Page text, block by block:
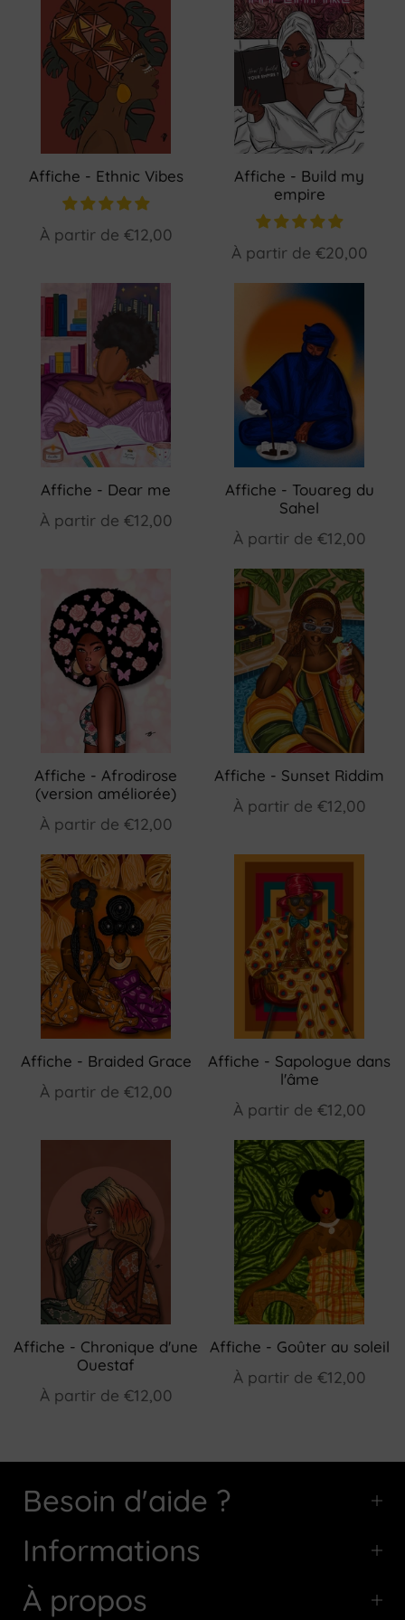
Affiche - Ethnic Vibes
À partir de €12,00
Affiche - Build my
empire
À partir de €20,00
Affiche - Dear me
À partir de €12,00
Affiche - Touareg du
Sahel
À partir de €12,00
Affiche - Afrodirose
(version améliorée)
À partir de €12,00
Affiche - Sunset Riddim
À partir de €12,00
Affiche - Braided Grace
À partir de €12,00
Affiche - Sapologue dans
l'âme
À partir de €12,00
Affiche - Chronique d'une
Ouestaf
À partir de €12,00
Affiche - Goûter au soleil
À partir de €12,00
Besoin d'aide ?
Informations
À propos